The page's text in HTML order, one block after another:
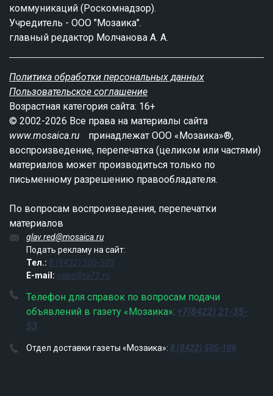
коммуникаций (Роскомнадзор).
Учредитель - ООО "Мозаика".
главный редактор Молчанова А. А.
Политика обработки персональных данных
Пользовательское соглашение
Возрастная категория сайта: 16+
© 2002-2026 Все права на материалы сайта
www.mosaica.ru
принадлежат ООО «Мозаика»®,
воспроизведение, перепечатка (целиком или частями)
материалов может производиться только по
письменному разрешению правообладателя.
По вопросам воспроизведения, перепечатки
материалов
glav.red@mosaica.ru
Подать рекламу на сайт:
Тел.: 8 (8422) 505-503
E-mail: sales@ra73.ru
Телефон для справок по вопросам подачи
объявлений в газету «Мозаика»: +7(8422) 21-35-
53
Отдел доставки газеты «Мозаика»: 8 (8422) 505-106